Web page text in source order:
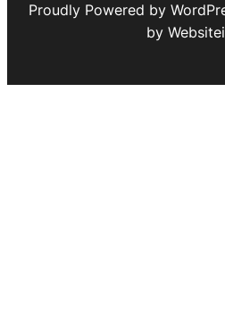
Proudly Powered by
by